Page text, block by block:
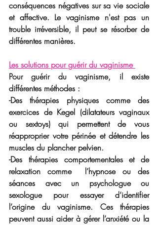
conséquences négatives sur sa vie sociale
et affective. Le vaginisme n'est pas un
trouble irréversible, il peut se résorber de
différentes manières.
Les solutions pour guérir du vaginisme
Pour guérir du vaginisme, il existe
différentes méthodes :
-Des thérapies physiques comme des
exercices de Kegel (dilatateurs vaginaux
ou sextoys) qui permettent de vous
réapproprier votre périnée et détendre les
muscles du plancher pelvien.
-Des thérapies comportementales et de
relaxation comme  l’hypnose ou des
séances avec un psychologue ou
sexologue pour essayer d’identifier
l’origine du vaginisme. Ces thérapies
peuvent aussi aider à gérer l’anxiété ou la